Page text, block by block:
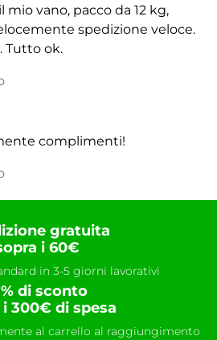
vano, pacco da 12 kg,
spedizione veloce.
Tutto ok.
complimenti!
gratuita
i 60€
in 3-5 giorni lavorativi
di sconto
300€ di spesa
al carrello al raggiungimento